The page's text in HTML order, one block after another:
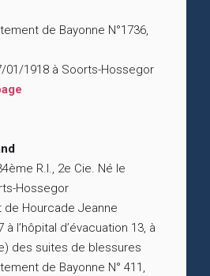
de Bayonne N°1736,
01/1918 à Soorts-Hossegor
R.I., 2e Cie. Né le
Hossegor
de Hourcade Jeanne
l’hôpital d’évacuation 13, à
des suites de blessures
de Bayonne N° 411,